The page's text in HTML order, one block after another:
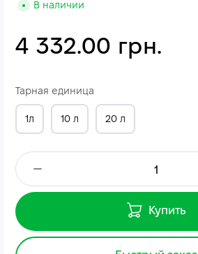
В наличии
4 332.00 грн.
Тарная единица
1л 10 л 20 л
Купить